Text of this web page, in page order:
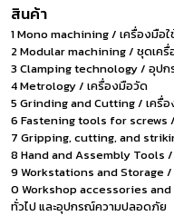
สินค้า
1 Mono machining / เครื่องมือ
2 Modular machining / ชุดเครื่
3 Clamping technology / อุป
4 Metrology / เครื่องมือวัด
5 Grinding and Cutting / เครื่
6 Fastening tools for screws
7 Gripping, cutting, and
8 Hand and Assembly Tools
9 Workstations and Storage /
0 Workshop accessories
ทั่วไป และอุปกรณ์ความปลอดภัย